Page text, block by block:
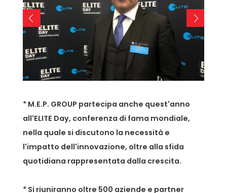
* M.E.P. GROUP partecipa anche quest'anno
all'ELITE Day, conferenza di fama mondiale,
nella quale si discutono la necessità e
l'impatto dell'innovazione, oltre alla sfida
quotidiana rappresentata dalla crescita.
* Si riuniranno oltre 500 aziende e partner